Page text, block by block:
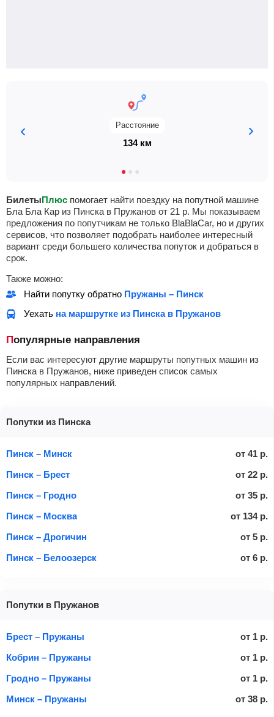
Расстояние
134 км
БилетыПлюс помогает найти поездку на попутной машине
Бла Бла Кар из Пинска в Пружанов от 21 р. Мы показываем
предложения по попутчикам не только BlaBlaCar, но и других
сервисов, что позволяет подобрать наиболее интересный
вариант среди большего количества попуток и добраться в
срок.
Также можно:
Найти попутку обратно Пружаны – Пинск
Уехать на маршрутке из Пинска в Пружанов
Популярные направления
Если вас интересуют другие маршруты попутных машин из
Пинска в Пружанов, ниже приведен список самых
популярных направлений.
Попутки из Пинска
Пинск – Минск от 41 р.
Пинск – Брест
от 22 р.
Пинск – Гродно
от 35 р.
Пинск – Москва
от 134 р.
Пинск – Дрогичин
от 5 р.
Пинск – Белоозерск
от 6 р.
Попутки в Пружанов
Брест – Пружаны от 1 р.
Кобрин – Пружаны
от 1 р.
Гродно – Пружаны
от 1 р.
Минск – Пружаны
от 38 р.